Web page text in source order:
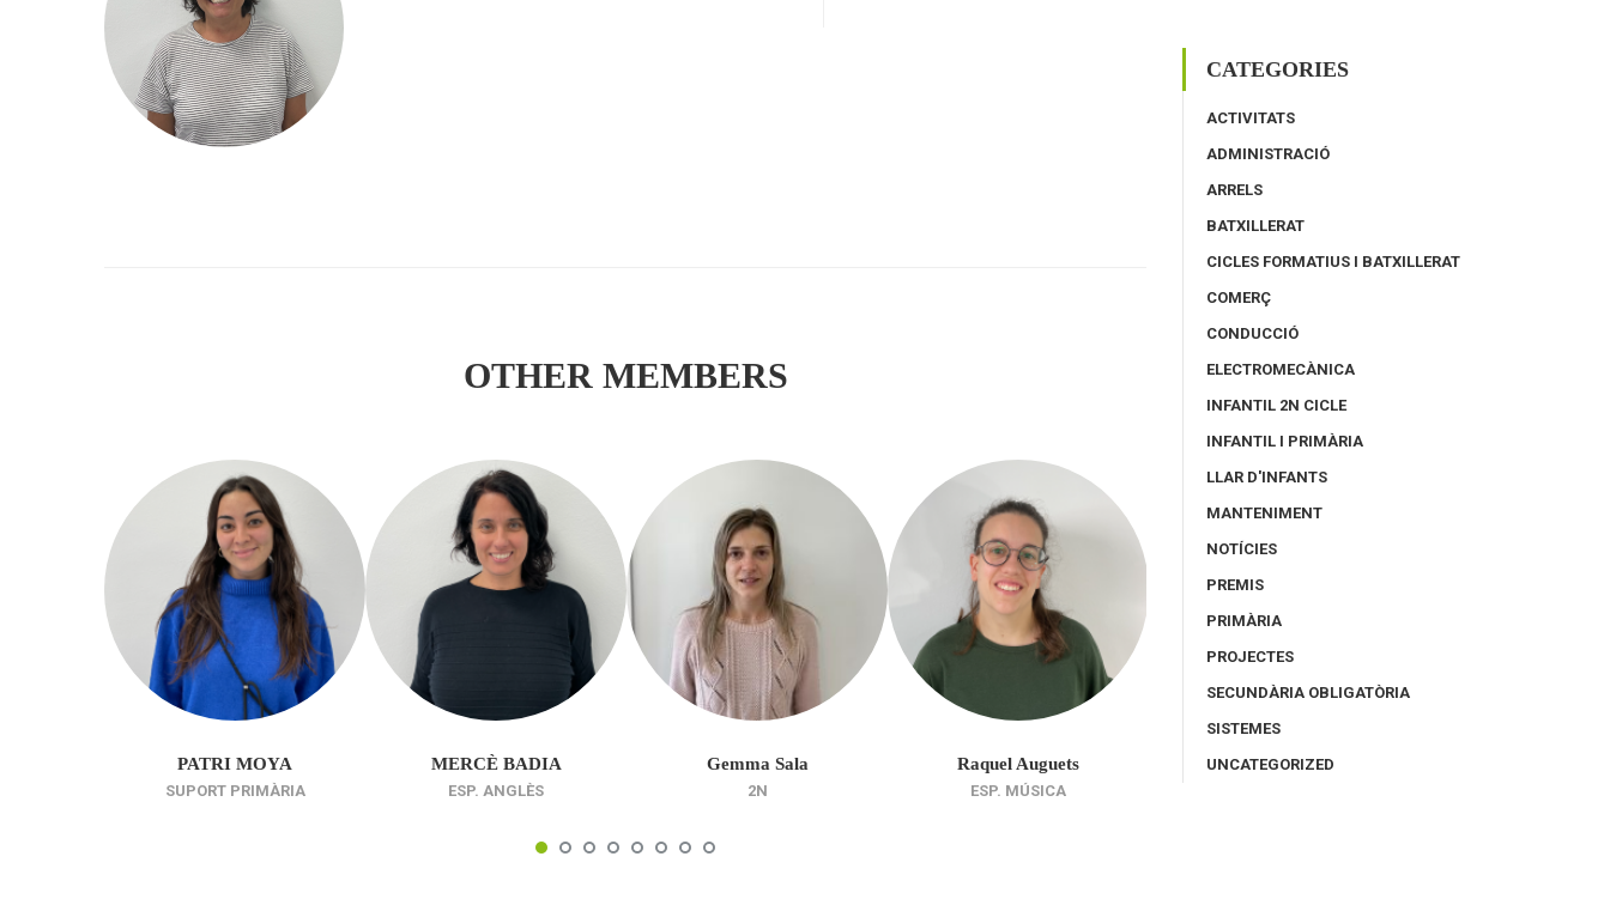
OTHER MEMBERS
PATRI MOYA
SUPORT PRIMÀRIA
MERCÈ BADIA
ESP. ANGLÈS
Gemma Sala
2N
Raquel Auguets
ESP. MÚSICA
Nadine Castillo
CATEGORIES
ACTIVITATS
ADMINISTRACIÓ
ARRELS
BATXILLERAT
CICLES FORMATIUS I BATXILLERAT
COMERÇ
CONDUCCIÓ
ELECTROMECÀNICA
INFANTIL 2N CICLE
INFANTIL I PRIMÀRIA
LLAR D'INFANTS
MANTENIMENT
NOTÍCIES
PREMIS
PRIMÀRIA
PROJECTES
SECUNDÀRIA OBLIGATÒRIA
SISTEMES
UNCATEGORIZED